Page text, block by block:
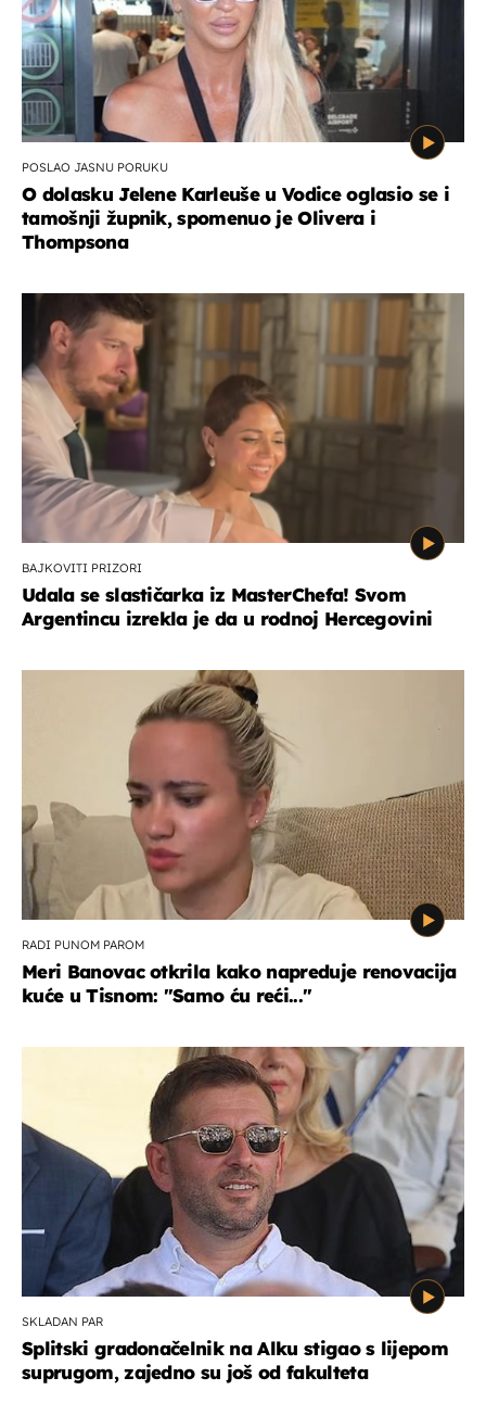
POSLAO JASNU PORUKU
O dolasku Jelene Karleuše u Vodice oglasio se i
tamošnji župnik, spomenuo je Olivera i
Thompsona
BAJKOVITI PRIZORI
Udala se slastičarka iz MasterChefa! Svom
Argentincu izrekla je da u rodnoj Hercegovini
RADI PUNOM PAROM
Meri Banovac otkrila kako napreduje renovacija
kuće u Tisnom: "Samo ću reći..."
SKLADAN PAR
Splitski gradonačelnik na Alku stigao s lijepom
suprugom, zajedno su još od fakulteta